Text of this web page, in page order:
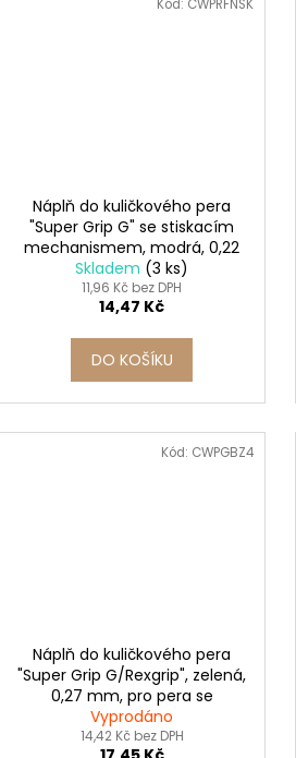
Náplň do kuličkového pera
"Super Grip G" se stiskacím
mechanismem, modrá, 0,22
mm, PILOT
Skladem (3 ks)
11,96 Kč bez DPH
14,47 Kč
DO KOŠÍKU
Kód: CWPRFNSK
Náplň do kuličkového pera
"Super Grip G/Rexgrip", zelená,
0,27 mm, pro pera se
stiskacím mechanismem
Vyprodáno
14,42 Kč bez DPH
Kód: CWPGBZ4